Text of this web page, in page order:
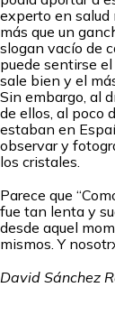
experto en salud
más que un
slogan vacío de
puede sentirse
sale bien y el
Sin embargo, al
de ellos, al poco
estaban en
observar y
los cristales.
Parece que
fue tan lenta y
desde aquel
mismos. Y
David Sánchez